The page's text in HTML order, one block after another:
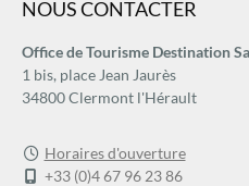
NOUS CONTACTER
Office de Tourisme Destination
1 bis, place Jean Jaurès
34800 Clermont l'Hérault
Horaires d'ouverture
+33 (0)4 67 96 23 86